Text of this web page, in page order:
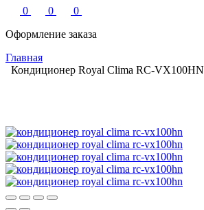
0
0
0
Оформление заказа
Главная
Кондиционер Royal Clima RC-VX100HN